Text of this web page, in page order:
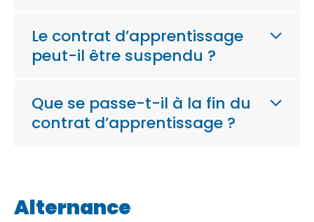
Le contrat d’apprentissage
peut-il être suspendu ?
Que se passe-t-il à la fin du
contrat d’apprentissage ?
Alternance